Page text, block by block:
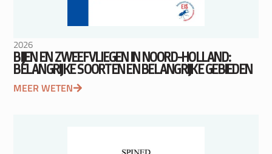
2026
BIJEN EN ZWEEFVLIEGEN IN NOORD-HOLLAND:
BELANGRIJKE SOORTEN EN BELANGRIJKE GEBIEDEN
MEER WETEN